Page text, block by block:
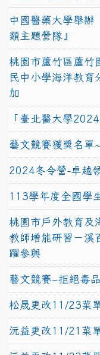
中國醫藥大學舉辦
類主題營隊』
桃園市蘆竹區蘆竹
民中小學海洋教育
加
「臺北醫大學
藝文競賽獲獎名單
2024冬令營-卓越
113學年度全國學
桃園市戶外教育及
教師增能研習－溪
躍參與
藝文競賽~拒絕毒
松晟更改11/23菜
沅益更改11/21菜